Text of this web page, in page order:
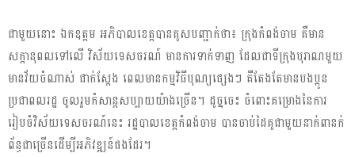
ជាមួយនោះ ឯកឧត្តម អភិបាលខេត្តបានគូសបញ្ជាក់ថា៖ ក្រុងកំពង់ចាម គឺមាន
សក្តានុពលទៅលើ វិស័យទេសចរណ៍ មានការទាក់ទាញ ដែលជាទីក្រុងបុរាណមួយ
មានវ័យចំណាស់ ជាក់ស្តែង ពេលមានកម្មវិធីបុណ្យផ្សេងៗ គឺតែងតែមានបងប្អូន
ប្រជាពលរដ្ឋ ចូលរួមកំសាន្តសប្បាយយ៉ាងច្រើន។ ដូច្នចេះ ចំពោះគម្រោងនៃការ
រៀបចំវិស័យទេសចរណ៍នេះ រដ្ឋបាលខេត្តកំពង់ចាម បានចាប់ដៃគូជាមួយនាក់ពានក់
ព័ន្ធជាច្រើនដើម្បីអភិវឌ្ឍន៍ផងដែរ។